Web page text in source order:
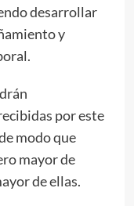
desarrollar
y
por este
modo que
mayor de
de ellas.